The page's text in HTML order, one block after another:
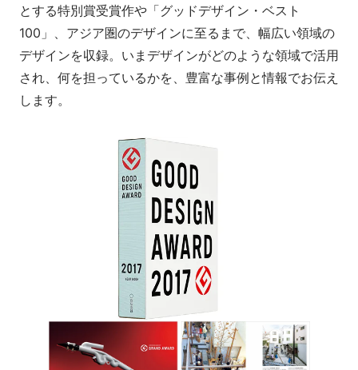
とする特別賞受賞作や「グッドデザイン・ベスト
100」、アジア圏のデザインに至るまで、幅広い領域の
デザインを収録。いまデザインがどのような領域で活用
され、何を担っているかを、豊富な事例と情報でお伝え
します。